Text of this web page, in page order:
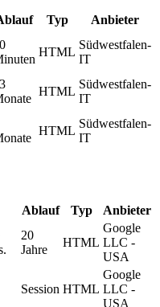
Typ Anbieter
HTML
Südwestfalen-
IT
HTML
Südwestfalen-
IT
HTML
Südwestfalen-
IT
Ablauf Typ Anbieter
20
Jahre
HTML
Google
LLC -
USA
Session HTML
Google
LLC -
USA